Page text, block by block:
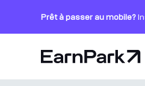
Prêt à passer au mobile?
Page d'accueil